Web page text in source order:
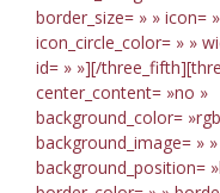
border_size= » » icon=
icon_circle_color= » »
id= » »][/
center_content= »no »
background_color=
background_image= »
background_position=